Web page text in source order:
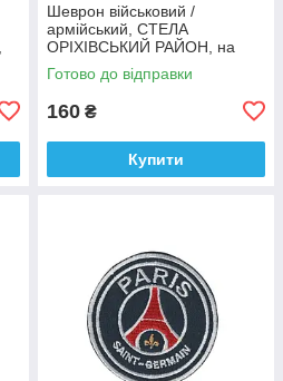
Шеврон військовий /
армійський, СТЕЛА
ОРІХІВСЬКИЙ РАЙОН, на
чорному, ЗСУ, 9 см *4,5 см
Готово до відправки
160 ₴
Купити